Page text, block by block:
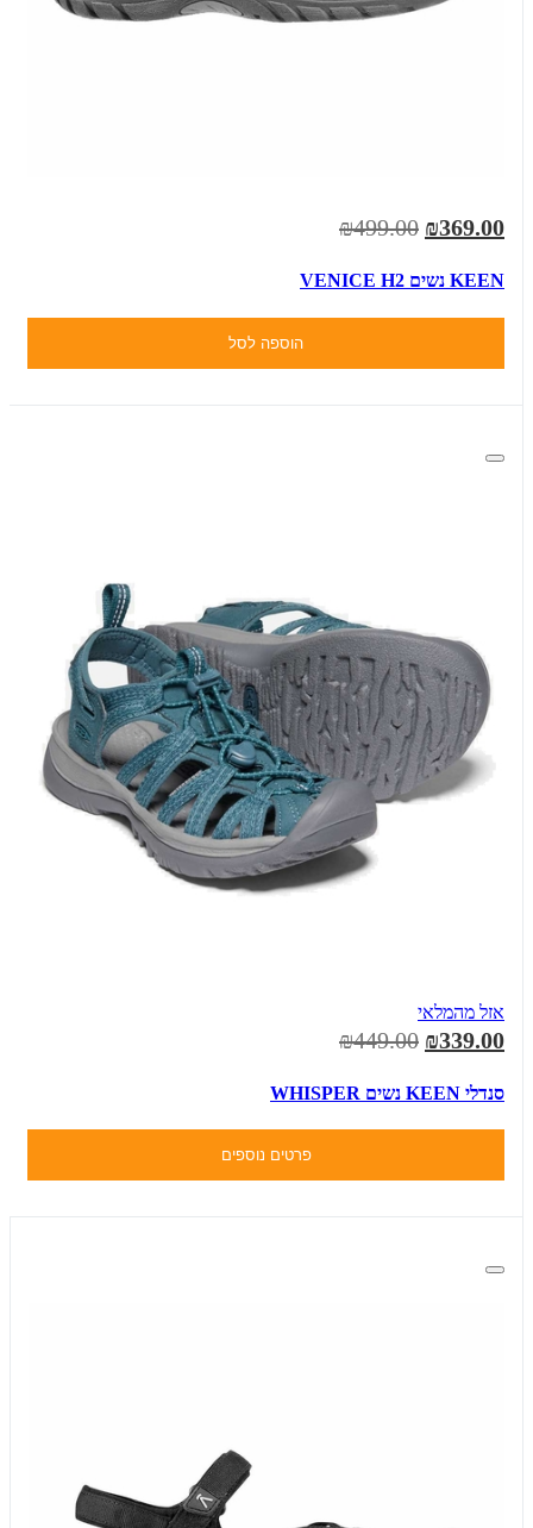
₪369.00
₪499.00
KEEN נשים VENICE H2
הוספה לסל
אזל מהמלאי
₪339.00
₪449.00
סנדלי KEEN נשים WHISPER
פרטים נוספים